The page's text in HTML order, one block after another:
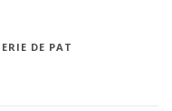
DE PAT